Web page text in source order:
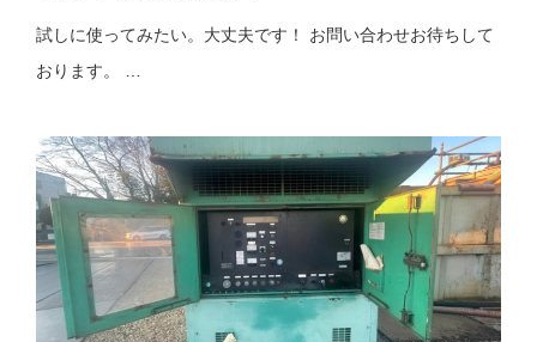
試しに使ってみたい。大丈夫です！ お問い合わせお待ちして
おります。 …